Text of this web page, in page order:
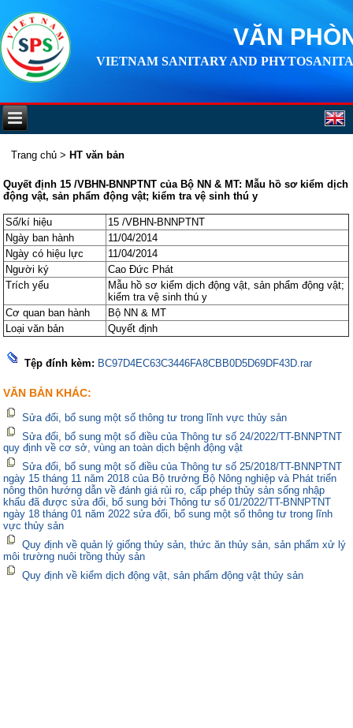
VĂN
VIETNAM SANITARY AND
Trang chủ > HT văn bản
Quyết định 15 /VBHN-BNNPTNT của Bộ NN & MT: Mẫu hồ sơ kiểm dịch
động vật, sản phẩm động vật; kiểm tra vệ sinh thú y
Số/kí hiệu
15 /VBHN-BNNPTNT
Ngày ban hành
11/04/2014
Ngày có hiệu lực
11/04/2014
Người ký
Cao Đức Phát
Trích yếu
Mẫu hồ sơ kiểm dịch động vật, sản phẩm động vật;
kiểm tra vệ sinh thú y
Cơ quan ban hành
Bộ NN & MT
Loại văn bản
Quyết định
Tệp đính kèm: BC97D4EC63C3446FA8CBB0D5D69DF43D.rar
VĂN BẢN KHÁC:
Sửa đổi, bổ sung một số thông tư trong lĩnh vực thủy sản
Sửa đổi, bổ sung một số điều của Thông tư số 24/2022/TT-BNNPTNT
quy định về cơ sở, vùng an toàn dịch bệnh động vật
Sửa đổi, bổ sung một số điều của Thông tư số 25/2018/TT-BNNPTNT
ngày 15 tháng 11 năm 2018 của Bộ trưởng Bộ Nông nghiệp và Phát triển
nông thôn hướng dẫn về đánh giá rủi ro, cấp phép thủy sản sống nhập
khẩu đã được sửa đổi, bổ sung bởi Thông tư số 01/2022/TT-BNNPTNT
ngày 18 tháng 01 năm 2022 sửa đổi, bổ sung một số thông tư trong lĩnh
vực thủy sản
Quy định về quản lý giống thủy sản, thức ăn thủy sản, sản phẩm xử lý
môi trường nuôi trồng thủy sản
Quy định về kiểm dịch động vật, sản phẩm động vật thủy sản